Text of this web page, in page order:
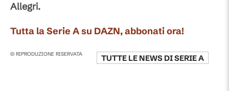
Allegri.
Tutta la Serie A su DAZN, abbonati ora!
© RIPRODUZIONE RISERVATA TUTTE LE NEWS DISERIE A